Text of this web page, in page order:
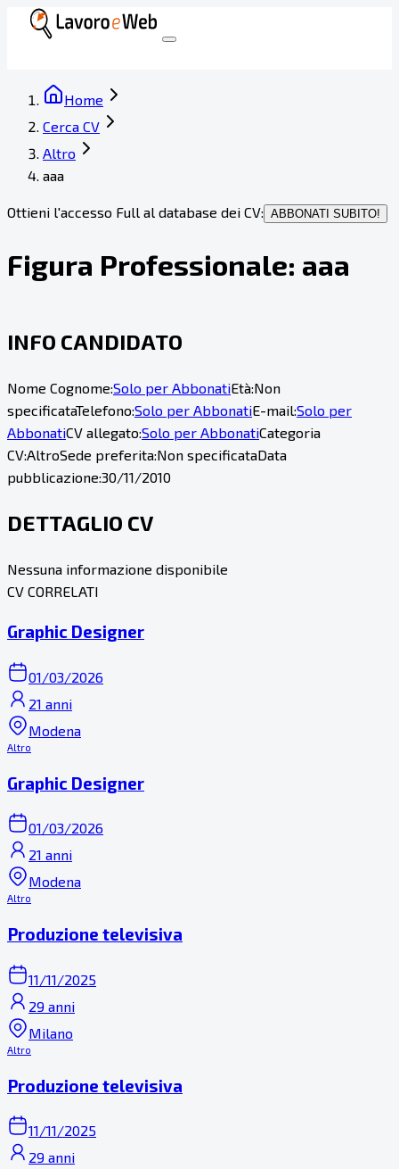
Home
Cerca CV
Altro
aaa
Ottieni l'accesso Full al database dei CV: ABBONATI SUBITO!
Figura Professionale: aaa
INFO CANDIDATO
Nome Cognome:Solo per AbbonatiEtà:Non
specificataTelefono:Solo per AbbonatiE-mail:Solo per
AbbonatiCV allegato:Solo per AbbonatiCategoria
CV:AltroSede preferita:Non specificataData
pubblicazione:30/11/2010
DETTAGLIO CV
Nessuna informazione disponibile
CV CORRELATI
Graphic Designer
01/03/2026
21 anni
Modena
Altro
Graphic Designer
01/03/2026
21 anni
Modena
Altro
Produzione televisiva
11/11/2025
29 anni
Milano
Altro
Produzione televisiva
11/11/2025
29 anni